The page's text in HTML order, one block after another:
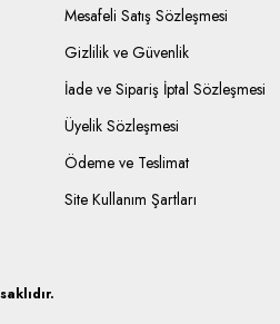
Mesafeli Satış Sözleşmesi
Gizlilik ve Güvenlik
İade ve Sipariş İptal Sözleşmesi
Üyelik Sözleşmesi
Ödeme ve Teslimat
Site Kullanım Şartları